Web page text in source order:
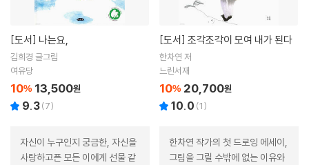
[도서] 나는요,
김희경 글그림
여유당
10% 13,500원
9.3(7)
자신이 누구인지 궁금한, 자신을
사랑하고픈 모든 이에게 선물 같
[도서] 조각조각이 모여 내가 된다
한차연 저
느린서재
10% 20,700원
10.0 (1)
한차연 작가의 첫 드로잉 에세이,
그림을 그릴 수밖에 없는 이유와